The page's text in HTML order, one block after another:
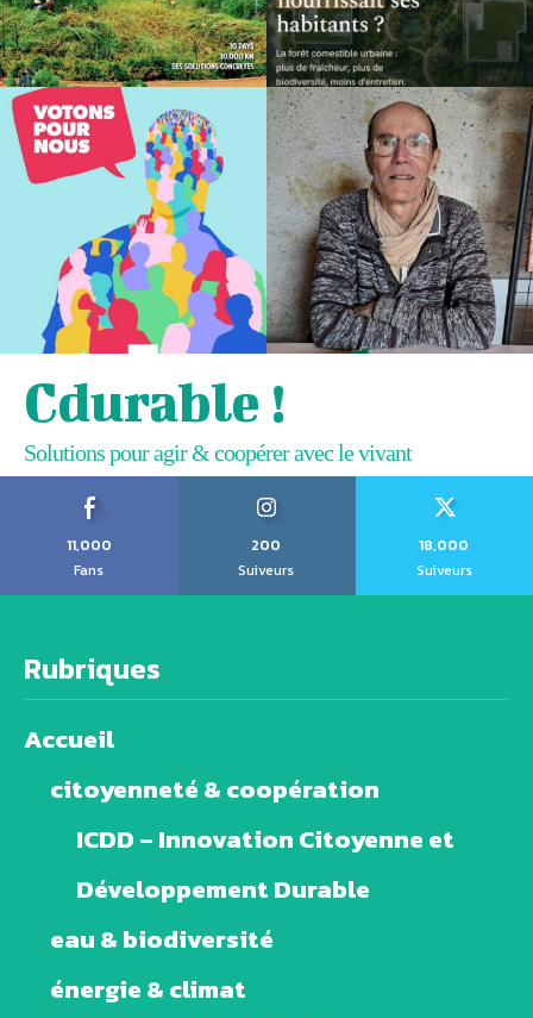
Cdurable !
Solutions pour agir & coopérer avec le vivant
11,000
Fans
200
Suiveurs
18,000
Suiveurs
Rubriques
Accueil
citoyenneté & coopération
ICDD – Innovation Citoyenne et
Développement Durable
eau & biodiversité
énergie & climat